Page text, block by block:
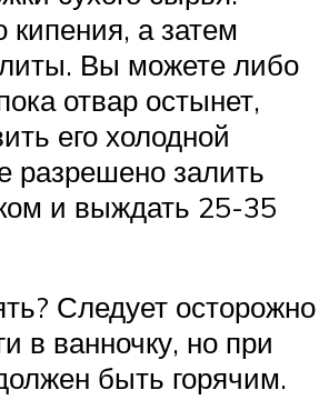
кипения, а затем
Вы можете либо
отвар остынет,
его холодной
разрешено залить
и выждать 25-35
Следует осторожно
в ванночку, но при
быть горячим.